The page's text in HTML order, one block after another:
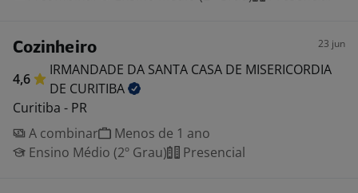
Cozinheiro 23 jun
4,6
IRMANDADE DA SANTA CASA DE MISERICORDIA
DE CURITIBA
Curitiba - PR
A combinar
Menos de 1 ano
Ensino Médio (2º Grau)
Presencial